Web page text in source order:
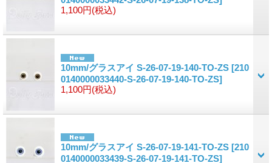
1,100円(税込)
10mm/グラスアイ S-26-07-19-140-TO-ZS [210
0140000033440-S-26-07-19-140-TO-ZS]
1,100円(税込)
10mm/グラスアイ S-26-07-19-141-TO-ZS [210
0140000033439-S-26-07-19-141-TO-ZS]